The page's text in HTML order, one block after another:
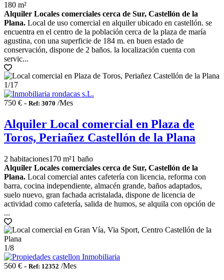
180 m²
Alquiler Locales comerciales cerca de Sur, Castellón de la
Plana. Local de uso comercial en alquiler ubicado en castellón. se
encuentra en el centro de la población cerca de la plaza de maría
agustina, con una superficie de 184 m. en buen estado de
conservación, dispone de 2 baños. la localización cuenta con
servic...
1/17
750 € - Ref: 3070 /Mes
Alquiler Local comercial en Plaza de
Toros, Periañez Castellón de la Plana
2 habitaciones170 m²1 baño
Alquiler Locales comerciales cerca de Sur, Castellón de la
Plana. Local comercial antes cafetería con licencia, reforma con
barra, cocina independiente, almacén grande, baños adaptados,
suelo nuevo, gran fachada acristalada, dispone de licencia de
actividad como cafetería, salida de humos, se alquila con opción de
...
1/8
560 € - Ref: 12352 /Mes